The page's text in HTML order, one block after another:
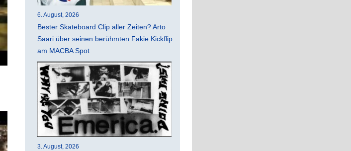
6. August, 2026
Bester Skateboard Clip aller Zeiten? Arto
Saari über seinen berühmten Fakie Kickflip
am MACBA Spot
3. August, 2026